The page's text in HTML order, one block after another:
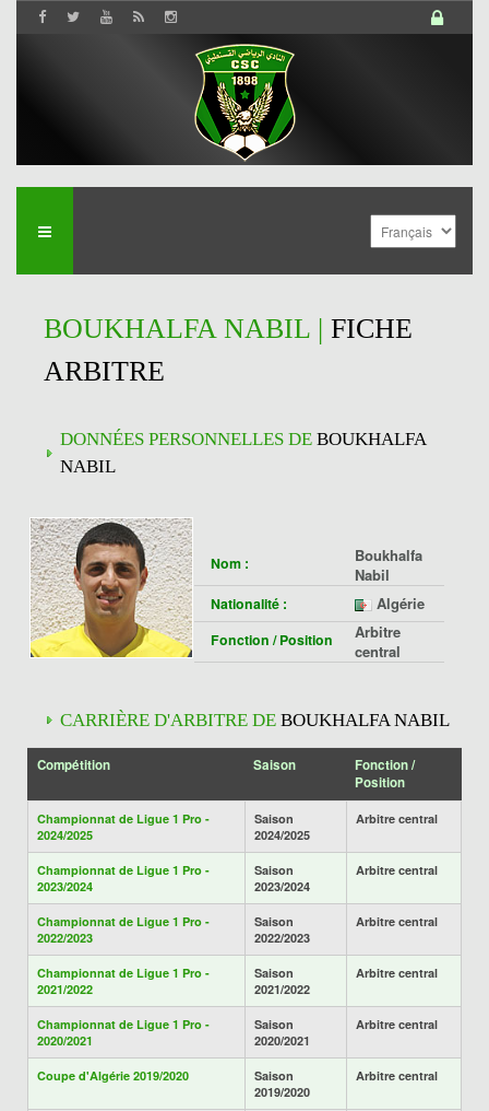
BOUKHALFA NABIL | FICHE
ARBITRE
DONNÉES PERSONNELLES DE BOUKHALFA
NABIL
Nom :
Boukhalfa
Nabil
Nationalité : Algérie
Fonction / Position
Arbitre
central
CARRIÈRE D'ARBITRE DE BOUKHALFA NABIL
Compétition Saison
Fonction /
Position
Championnat de Ligue 1 Pro -
2024/2025
Saison
2024/2025
Arbitre central
Championnat de Ligue 1 Pro -
2023/2024
Saison
2023/2024
Arbitre central
Championnat de Ligue 1 Pro -
2022/2023
Saison
2022/2023
Arbitre central
Championnat de Ligue 1 Pro -
2021/2022
Saison
2021/2022
Arbitre central
Championnat de Ligue 1 Pro -
2020/2021
Saison
2020/2021
Arbitre central
Coupe d'Algérie 2019/2020
Saison
2019/2020
Arbitre central